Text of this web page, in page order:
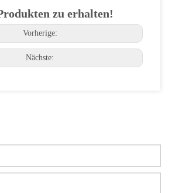
zu erhalten!
Vorherige:
Nächste: